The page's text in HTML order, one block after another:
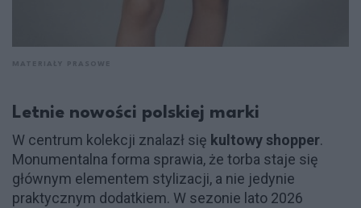
Letnie nowości polskiej marki
W centrum kolekcji znalazł się kultowy shopper.
Monumentalna forma sprawia, że torba staje się
głównym elementem stylizacji, a nie jedynie
praktycznym dodatkiem. W sezonie lato 2026